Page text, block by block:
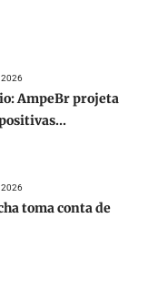
2026
AmpeBr projeta
2026
toma conta de